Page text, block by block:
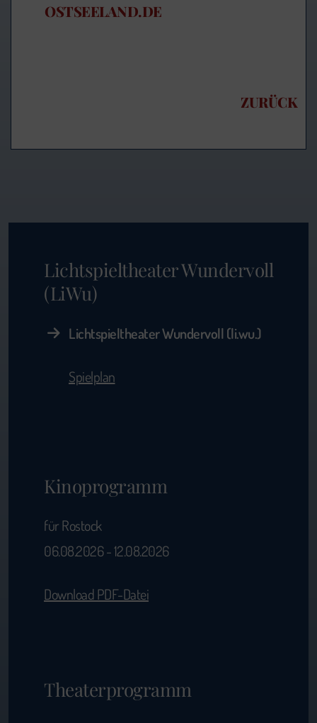
OSTSEELAND.DE
ZURÜCK
Lichtspieltheater Wundervoll
(LiWu)
Lichtspieltheater Wundervoll (li.wu.)
Spielplan
Kinoprogramm
für Rostock
06.08.2026 - 12.08.2026
Download PDF-Datei
Theaterprogramm